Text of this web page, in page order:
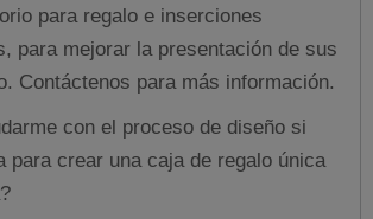
para regalo e inserciones
para mejorar la presentación de sus
Contáctenos para más información.
con el proceso de diseño si
para crear una caja de regalo única